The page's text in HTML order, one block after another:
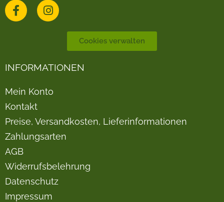
Cookies verwalten
INFORMATIONEN
Mein Konto
Kontakt
Preise, Versandkosten, Lieferinformationen
Zahlungsarten
AGB
Widerrufsbelehrung
Datenschutz
Impressum